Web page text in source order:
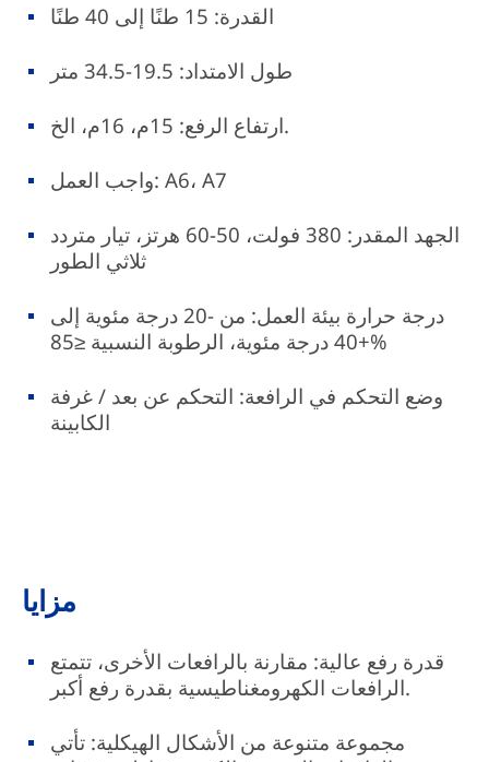
القدرة: 15 طنًا إلى 40 طنًا
طول الامتداد: 19.5-34.5 متر
ارتفاع الرفع: 15م، 16م، الخ.
واجب العمل: A6، A7
الجهد المقدر: 380 فولت، 50-60 هرتز، تيار متردد
ثلاثي الطور
درجة حرارة بيئة العمل: من -20 درجة مئوية إلى
+40 درجة مئوية، الرطوبة النسبية ≤85%
وضع التحكم في الرافعة: التحكم عن بعد / غرفة
الكابينة
مزايا
قدرة رفع عالية: مقارنة بالرافعات الأخرى، تتمتع
الرافعات الكهرومغناطيسية بقدرة رفع أكبر.
مجموعة متنوعة من الأشكال الهيكلية: تأتي